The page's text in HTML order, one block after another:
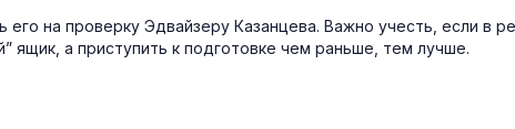
на проверку Эдвайзеру Казанцева. Важно учесть, если в
ящик, а приступить к подготовке чем раньше, тем лучше.